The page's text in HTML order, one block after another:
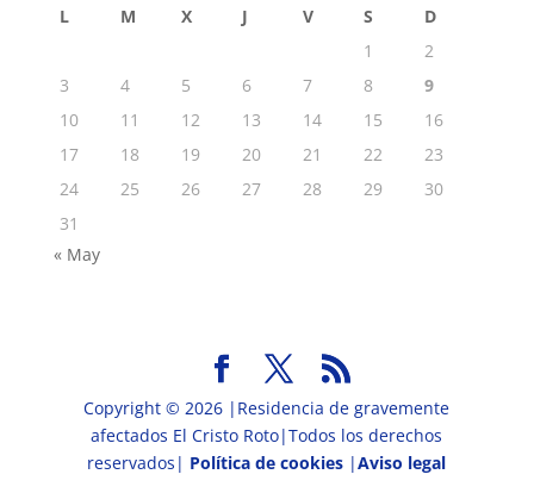
L M X J V S
D
1
2
3
4 5 6 7 8
9
10
11 12 13 14 15
16
17
18 19 20 21 22
23
24
25 26 27 28 29
30
31
« May
Copyright © 2026 |Residencia de gravemente
afectados El Cristo Roto|Todos los derechos
reservados| Política de cookies |Aviso legal